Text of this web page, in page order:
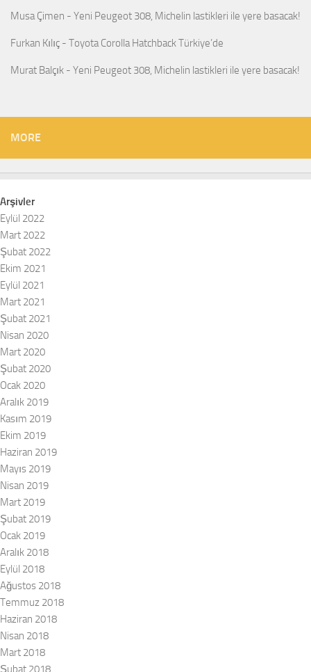
Musa Çimen - Yeni Peugeot 308, Michelin lastikleri ile yere basacak!
Furkan Kılıç - Toyota Corolla Hatchback Türkiye’de
Murat Balçık - Yeni Peugeot 308, Michelin lastikleri ile yere basacak!
MORE
Arşivler
Eylül 2022
Mart 2022
Şubat 2022
Ekim 2021
Eylül 2021
Mart 2021
Şubat 2021
Nisan 2020
Mart 2020
Şubat 2020
Ocak 2020
Aralık 2019
Kasım 2019
Ekim 2019
Haziran 2019
Mayıs 2019
Nisan 2019
Mart 2019
Şubat 2019
Ocak 2019
Aralık 2018
Eylül 2018
Ağustos 2018
Temmuz 2018
Haziran 2018
Nisan 2018
Mart 2018
Şubat 2018